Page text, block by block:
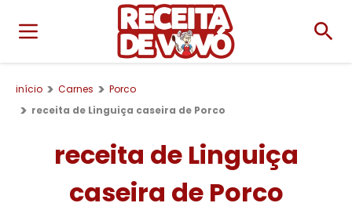
início Carnes
Porco
receita de Linguiça caseira de Porco
receita de Linguiça
caseira de Porco